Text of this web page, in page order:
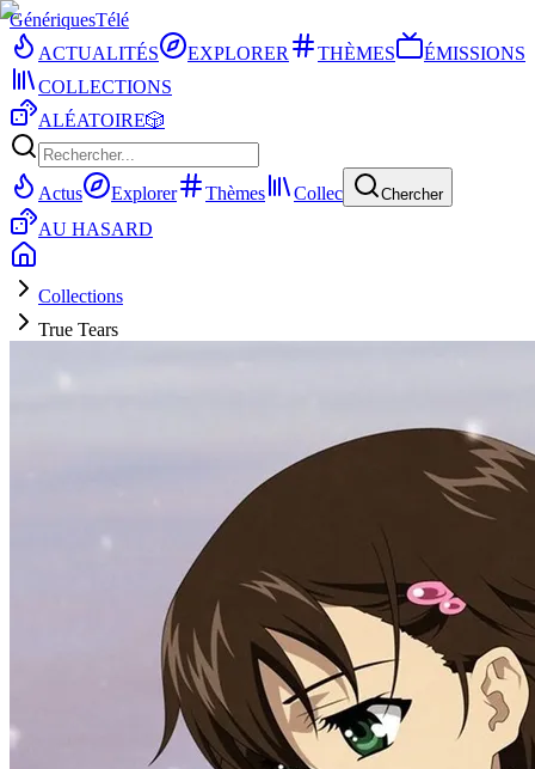
GénériquesTélé
ACTUALITÉS
EXPLORER THÈMES
ÉMISSIONS
COLLECTIONS
ALÉATOIRE🎲
Actus Explorer Thèmes Collec Chercher
AU HASARD
Collections
True Tears